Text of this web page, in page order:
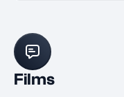
Films